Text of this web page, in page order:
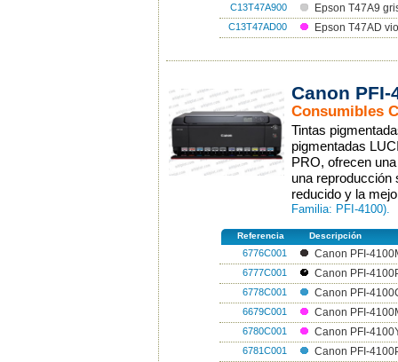
C13T47A900 Epson T47A9
C13T47AD00 Epson T47AD
Canon PFI-
Consumibles
Tintas
pigmentadas
PRO, ofrecen
una reproducción
reducido y la
Familia: PFI-4100).
Referencia Descripción
6776C001 Canon PFI-
6777C001 Canon PFI-
6778C001 Canon PFI-
6679C001 Canon PFI-
6780C001 Canon PFI-
6781C001 Canon PFI-